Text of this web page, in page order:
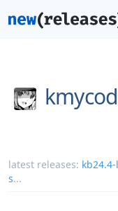
latest releases:
s...